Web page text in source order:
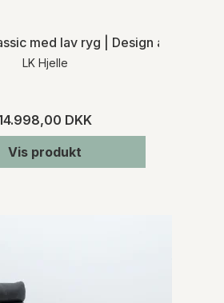
med lav ryg | Design af Ingmar
LK Hjelle
DKK
Vis produkt